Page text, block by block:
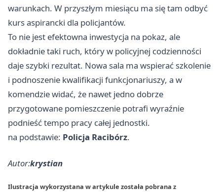
warunkach. W przyszłym miesiącu ma się tam odbyć
kurs aspirancki dla policjantów.
To nie jest efektowna inwestycja na pokaz, ale
dokładnie taki ruch, który w policyjnej codzienności
daje szybki rezultat. Nowa sala ma wspierać szkolenie
i podnoszenie kwalifikacji funkcjonariuszy, a w
komendzie widać, że nawet jedno dobrze
przygotowane pomieszczenie potrafi wyraźnie
podnieść tempo pracy całej jednostki.
na podstawie: Policja Racibórz.
Autor:krystian
Ilustracja wykorzystana w artykule została pobrana z